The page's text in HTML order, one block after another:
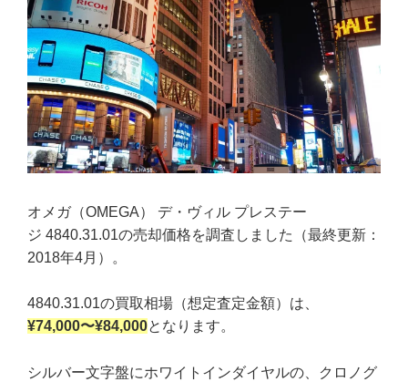
オメガ（OMEGA） デ・ヴィル プレステー
ジ 4840.31.01の売却価格を調査しました（最終更新：
2018年4月）。
4840.31.01の買取相場（想定査定金額）は、
¥74,000〜¥84,000となります。
シルバー文字盤にホワイトインダイヤルの、クロノグ